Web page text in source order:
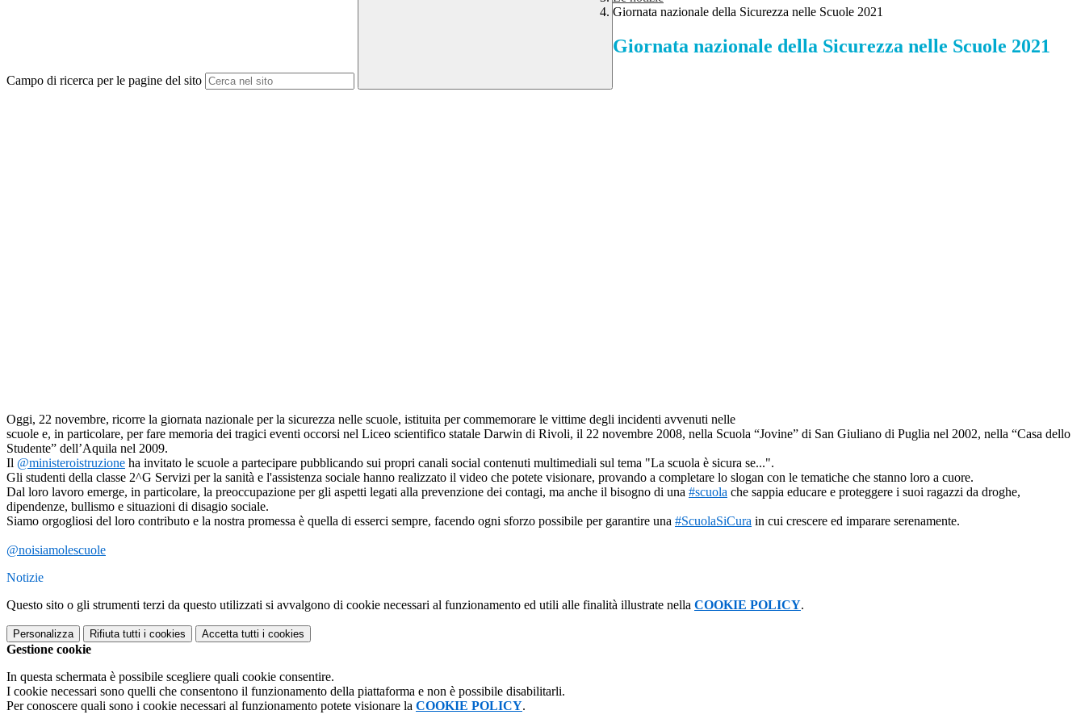
Campo di ricerca per le pagine del sito
Giornata nazionale della Sicurezza nelle Scuole 2021
Giornata nazionale della Sicurezza nelle Scuole 2021
Oggi, 22 novembre, ricorre la giornata nazionale per la sicurezza nelle scuole, istituita per commemorare le vittime degli incidenti avvenuti nelle
scuole e, in particolare, per fare memoria dei tragici eventi occorsi nel Liceo scientifico statale Darwin di Rivoli, il 22 novembre 2008, nella Scuola “Jovine” di San Giuliano di Puglia nel 2002, nella “Casa dello
Studente” dell’Aquila nel 2009.
Il @ministeroistruzione ha invitato le scuole a partecipare pubblicando sui propri canali social contenuti multimediali sul tema "La scuola è sicura se...".
Gli studenti della classe 2^G Servizi per la sanità e l'assistenza sociale hanno realizzato il video che potete visionare, provando a completare lo slogan con le tematiche che stanno loro a cuore.
Dal loro lavoro emerge, in particolare, la preoccupazione per gli aspetti legati alla prevenzione dei contagi, ma anche il bisogno di una #scuola che sappia educare e proteggere i suoi ragazzi da droghe,
dipendenze, bullismo e situazioni di disagio sociale.
Siamo orgogliosi del loro contributo e la nostra promessa è quella di esserci sempre, facendo ogni sforzo possibile per garantire una #ScuolaSiCura in cui crescere ed imparare serenamente.
@noisiamolescuole
Notizie
Questo sito o gli strumenti terzi da questo utilizzati si avvalgono di cookie necessari al funzionamento ed utili alle finalità illustrate nella COOKIE POLICY.
Personalizza Rifiuta tutti i cookies Accetta tutti i cookies
Gestione cookie
In questa schermata è possibile scegliere quali cookie consentire.
I cookie necessari sono quelli che consentono il funzionamento della piattaforma e non è possibile disabilitarli.
Per conoscere quali sono i cookie necessari al funzionamento potete visionare la COOKIE POLICY.